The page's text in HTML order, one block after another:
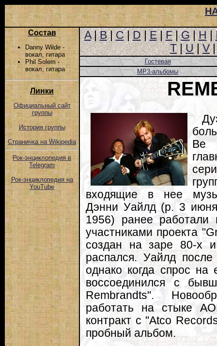
Состав
Danny Wilde -
вокал, гитара
Phil Solem -
вокал, гитара
Линки
Официальный сайт
группы
История группы
Страничка на Wikipedia
Рок-энциклопедия в
Telegram
Рок-энциклопедия на
YouTube
A|B|C|D|E|F|G|H|
T|U|V
Гостевая
MP3-альбомы
Be
входящие в нее
Дэнни Уайлд (р. 3
1956) ранее
участниками проекта
создан на заре 80-х
распался. Уайлд
однако когда спрос на
воссоединился с
Rembrandts".
работать на стыке
контракт с "Atco
пробный альбом.